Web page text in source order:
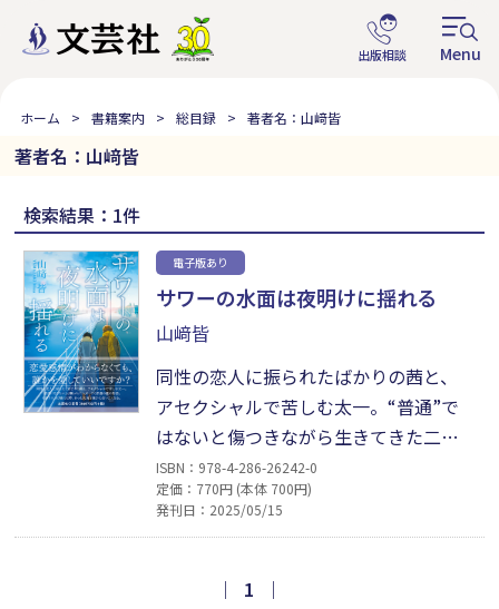
ホーム 書籍案内 総目録 著者名：山﨑皆
著者名：山﨑皆
検索結果：1件
電子版あり
サワーの水面は夜明けに揺れる
山﨑皆
同性の恋人に振られたばかりの茜と、
アセクシャルで苦しむ太一。“普通”で
はないと傷つきながら生きてきた二人
が出会って意気投合し、互いの良き理
解者となって距離を縮めていく。恋人
ではなく、友だちともいえない男女の
て活動している著者がLGBTQ+をテー
ISBN：978-4-286-26242-0
定価：770円 (本体 700円)
発刊日：2025/05/15
｜ 1 ｜